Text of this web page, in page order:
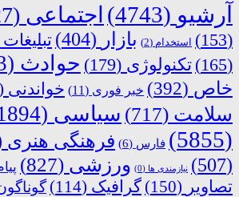
آرشیو (4743) اجتماعی (2727)
(153)
استخدام (2) بازار (404) تبلیغات
(165)
تکنولوژی (179) حوادث (2343)
خاص (392) خبر فوری (11) خواندنی
سلامت (717) سیاسی (1894)
(5855)
فارس (6) فرهنگی هنری
(507)
نیازمندی ها (0) ورزشی (827)
تصاویر (150) گرافیک (114)